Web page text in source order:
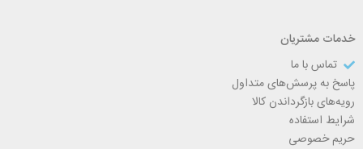
خدمات مشتریان
تماس با ما
پاسخ به پرسش‌های متداول
رویه‌های بازگرداندن کالا
شرایط استفاده
حریم خصوصی